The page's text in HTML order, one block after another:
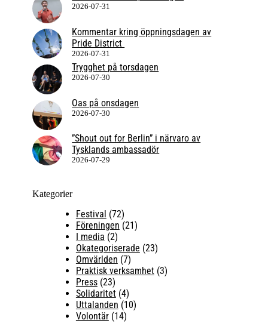
2026-07-31
Kommentar kring öppningsdagen av
Pride District
2026-07-31
Trygghet på torsdagen
2026-07-30
Oas på onsdagen
2026-07-30
”Shout out for Berlin” i närvaro av
Tysklands ambassadör
2026-07-29
Kategorier
Festival (72)
Föreningen (21)
I media (2)
Okategoriserade (23)
Omvärlden (7)
Praktisk verksamhet(3)
Press(23)
Solidaritet(4)
Uttalanden (10)
Volontär(14)